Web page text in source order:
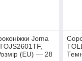
Joma
(EU) — 28